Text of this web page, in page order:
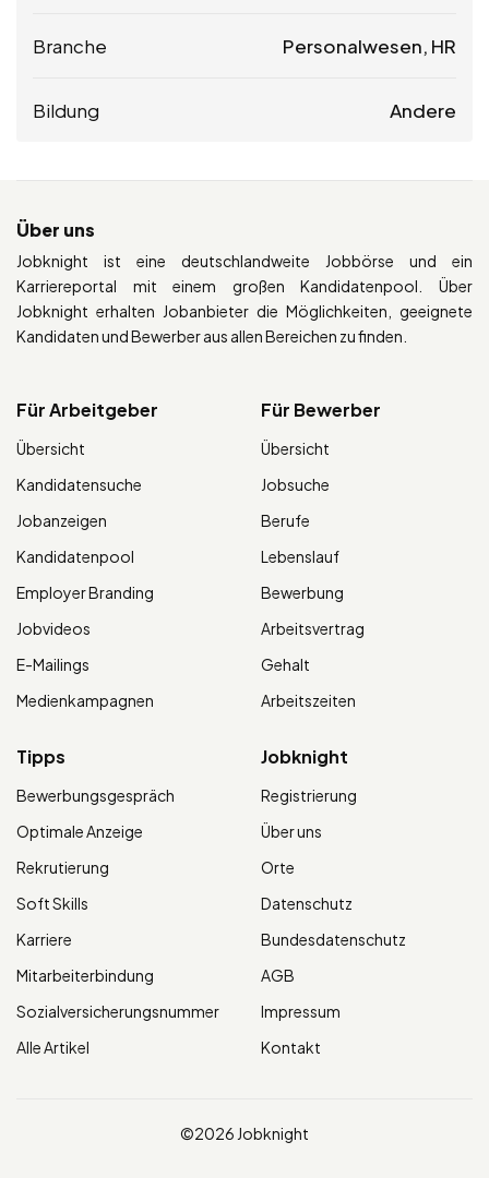
Branche Personalwesen, HR
Bildung Andere
Über uns
Jobknight ist eine deutschlandweite Jobbörse und ein
Karriereportal mit einem großen Kandidatenpool. Über
Jobknight erhalten Jobanbieter die Möglichkeiten, geeignete
Kandidaten und Bewerber aus allen Bereichen zu finden.
Für Arbeitgeber
Übersicht
Kandidatensuche
Jobanzeigen
Kandidatenpool
Employer Branding
Jobvideos
E-Mailings
Medienkampagnen
Für Bewerber
Übersicht
Jobsuche
Berufe
Lebenslauf
Bewerbung
Arbeitsvertrag
Gehalt
Arbeitszeiten
Tipps
Bewerbungsgespräch
Optimale Anzeige
Rekrutierung
Soft Skills
Karriere
Mitarbeiterbindung
Sozialversicherungsnummer
Alle Artikel
Jobknight
Registrierung
Über uns
Orte
Datenschutz
Bundesdatenschutz
AGB
Impressum
Kontakt
©2026 Jobknight